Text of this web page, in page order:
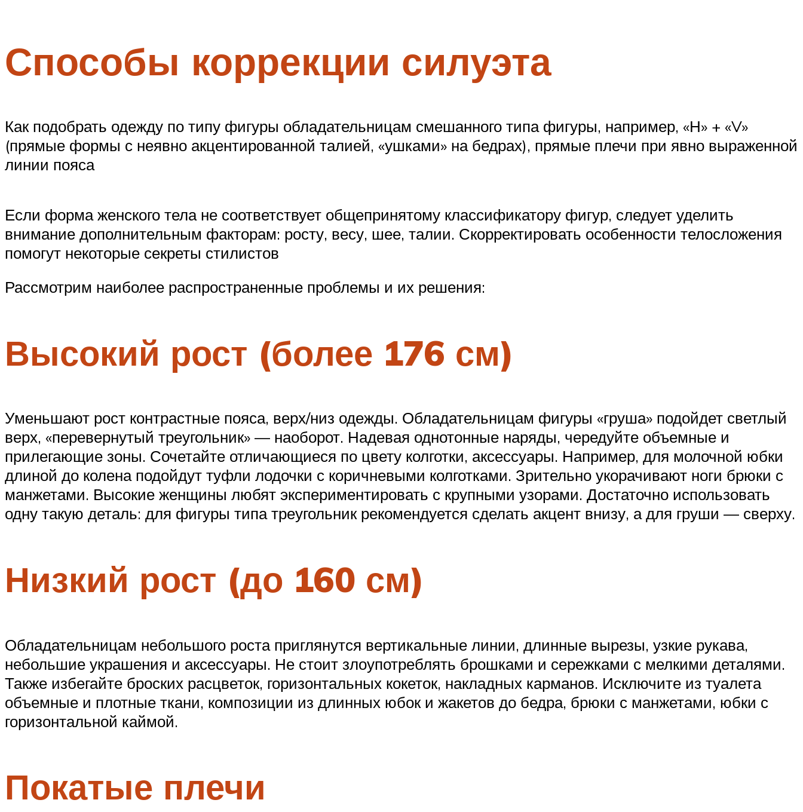
Способы коррекции силуэта
Как подобрать одежду по типу фигуры обладательницам смешанного типа фигуры, например, «Н» + «V»
(прямые формы с неявно акцентированной талией, «ушками» на бедрах), прямые плечи при явно выраженной
линии пояса
Если форма женского тела не соответствует общепринятому классификатору фигур, следует уделить
внимание дополнительным факторам: росту, весу, шее, талии. Скорректировать особенности телосложения
помогут некоторые секреты стилистов
Рассмотрим наиболее распространенные проблемы и их решения:
Высокий рост (более 176 см)
Уменьшают рост контрастные пояса, верх/низ одежды. Обладательницам фигуры «груша» подойдет светлый
верх, «перевернутый треугольник» — наоборот. Надевая однотонные наряды, чередуйте объемные и
прилегающие зоны. Сочетайте отличающиеся по цвету колготки, аксессуары. Например, для молочной юбки
длиной до колена подойдут туфли лодочки с коричневыми колготками. Зрительно укорачивают ноги брюки с
манжетами. Высокие женщины любят экспериментировать с крупными узорами. Достаточно использовать
одну такую деталь: для фигуры типа треугольник рекомендуется сделать акцент внизу, а для груши — сверху.
Низкий рост (до 160 см)
Обладательницам небольшого роста приглянутся вертикальные линии, длинные вырезы, узкие рукава,
небольшие украшения и аксессуары. Не стоит злоупотреблять брошками и сережками с мелкими деталями.
Также избегайте броских расцветок, горизонтальных кокеток, накладных карманов. Исключите из туалета
объемные и плотные ткани, композиции из длинных юбок и жакетов до бедра, брюки с манжетами, юбки с
горизонтальной каймой.
Покатые плечи